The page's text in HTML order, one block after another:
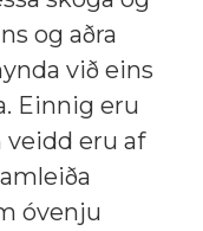
og aðra
við eins
Einnig eru
eru af
óvenju